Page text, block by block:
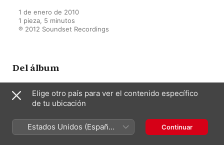
1 de enero de 2010
1 pieza, 5 minutos
℗ 2012 Soundset Recordings
Del álbum
Pura Vida
Houston-Todd Guitar Duo
Elige otro país para ver el contenido específico
de tu ubicación
Estados Unidos (Español
México)
Continuar